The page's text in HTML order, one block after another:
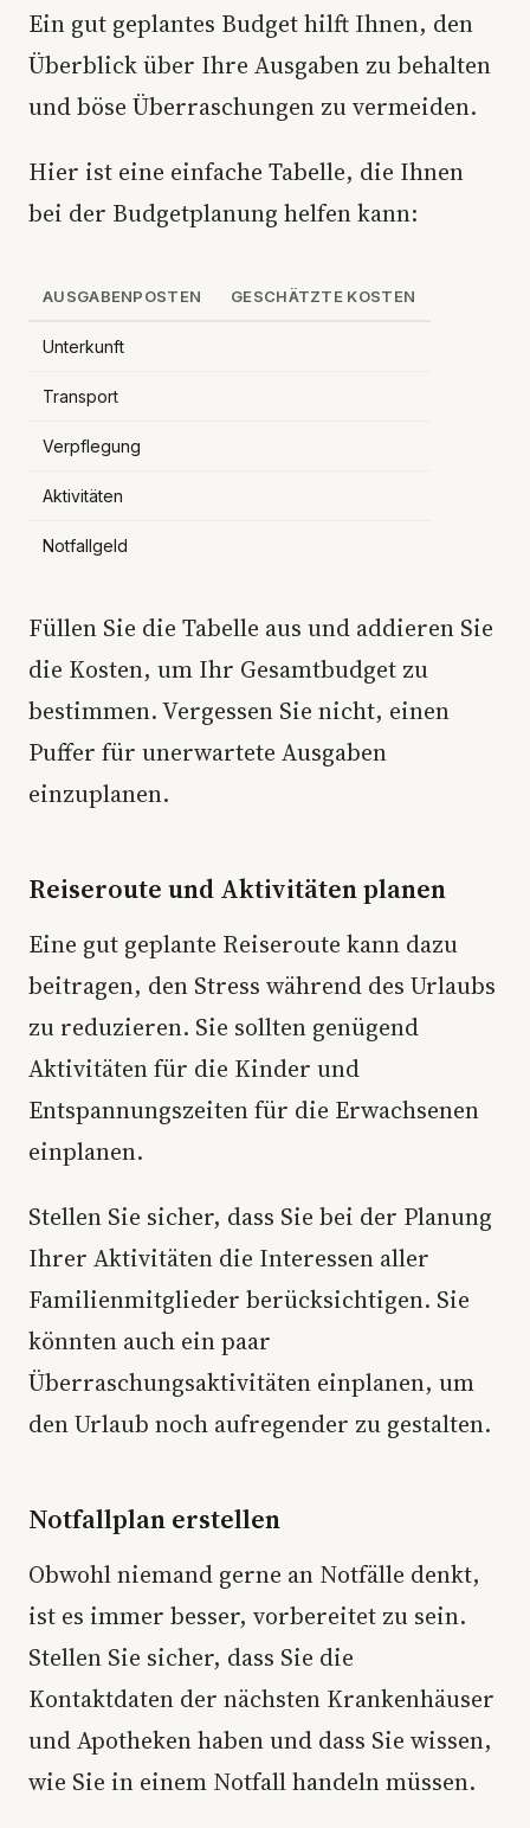
Ein gut geplantes Budget hilft Ihnen, den
Überblick über Ihre Ausgaben zu behalten
und böse Überraschungen zu vermeiden.
Hier ist eine einfache Tabelle, die Ihnen
bei der Budgetplanung helfen kann:
AUSGABENPOSTEN GESCHÄTZTE KOSTEN
Unterkunft
Transport
Verpflegung
Aktivitäten
Notfallgeld
Füllen Sie die Tabelle aus und addieren Sie
die Kosten, um Ihr Gesamtbudget zu
bestimmen. Vergessen Sie nicht, einen
Puffer für unerwartete Ausgaben
einzuplanen.
Reiseroute und Aktivitäten planen
Eine gut geplante Reiseroute kann dazu
beitragen, den Stress während des Urlaubs
zu reduzieren. Sie sollten genügend
Aktivitäten für die Kinder und
Entspannungszeiten für die Erwachsenen
einplanen.
Stellen Sie sicher, dass Sie bei der Planung
Ihrer Aktivitäten die Interessen aller
Familienmitglieder berücksichtigen. Sie
könnten auch ein paar
Überraschungsaktivitäten einplanen, um
den Urlaub noch aufregender zu gestalten.
Notfallplan erstellen
Obwohl niemand gerne an Notfälle denkt,
ist es immer besser, vorbereitet zu sein.
Stellen Sie sicher, dass Sie die
Kontaktdaten der nächsten Krankenhäuser
und Apotheken haben und dass Sie wissen,
wie Sie in einem Notfall handeln müssen.